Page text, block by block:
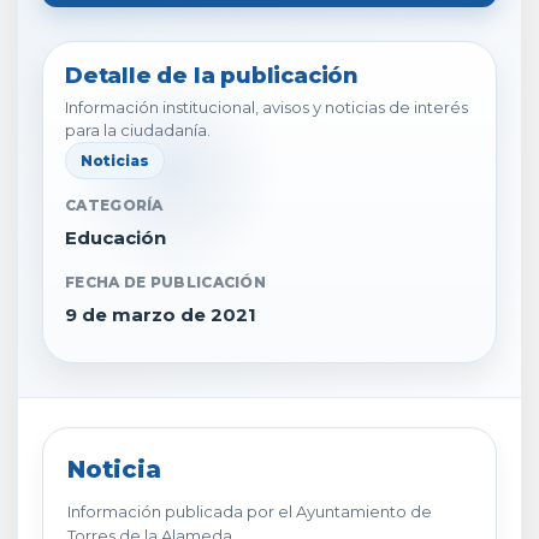
Detalle de la publicación
Información institucional, avisos y noticias de interés
para la ciudadanía.
Noticias
CATEGORÍA
Educación
FECHA DE PUBLICACIÓN
9 de marzo de 2021
Noticia
Información publicada por el Ayuntamiento de